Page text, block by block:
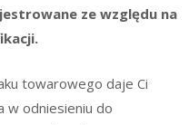
ze względu na
towarowego daje Ci
w odniesieniu do